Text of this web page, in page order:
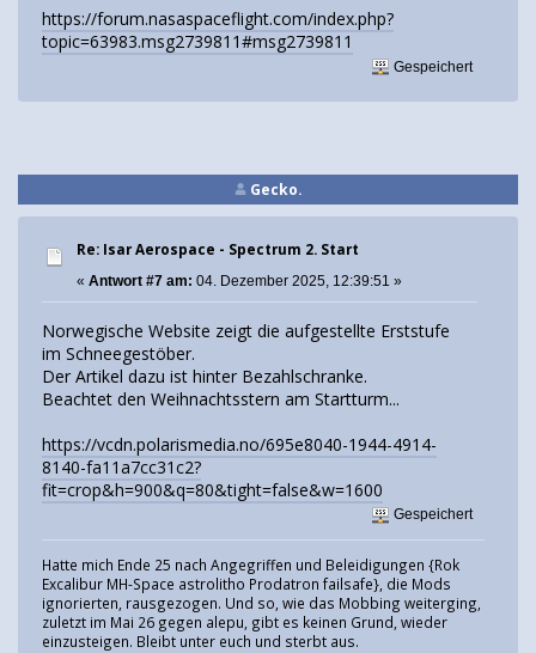
https://forum.nasaspaceflight.com/index.php?
topic=63983.msg2739811#msg2739811
Gespeichert
Gecko.
Re: Isar Aerospace - Spectrum 2. Start
« Antwort #7 am: 04. Dezember 2025, 12:39:51 »
Norwegische Website zeigt die aufgestellte Erststufe
im Schneegestöber.
Der Artikel dazu ist hinter Bezahlschranke.
Beachtet den Weihnachtsstern am Startturm...
https://vcdn.polarismedia.no/695e8040-1944-4914-
8140-fa11a7cc31c2?
fit=crop&h=900&q=80&tight=false&w=1600
Gespeichert
Hatte mich Ende 25 nach Angegriffen und Beleidigungen {Rok
Excalibur MH-Space astrolitho Prodatron failsafe}, die Mods
ignorierten, rausgezogen. Und so, wie das Mobbing weiterging,
zuletzt im Mai 26 gegen alepu, gibt es keinen Grund, wieder
einzusteigen. Bleibt unter euch und sterbt aus.